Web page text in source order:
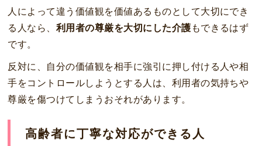
人によって違う価値観を価値あるものとして大切にでき
る人なら、 利用者の尊厳を大切にした介護 もできるはず
です。
反対に、自分の価値観を相手に強引に押し付ける人や相
手をコントロールしようとする人は、利用者の気持ちや
尊厳を傷つけてしまうおそれがあります。
高齢者に丁寧な対応ができる人